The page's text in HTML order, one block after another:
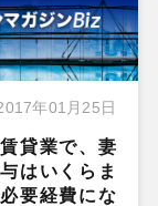
年01月25日
貸業で、妻
はいくらま
要経費にな